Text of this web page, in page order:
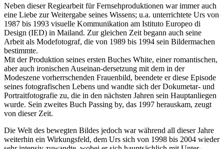
Neben dieser Regiearbeit für Fernsehproduktionen war immer auch
eine Liebe zur Weitergabe seines Wissens; u.a. unterrichtete Urs von
1987 bis 1993 visuelle Kommunikation am Istituto Europeo di
Design (IED) in Mailand. Zur gleichen Zeit begann auch seine
Arbeit als Modefotograf, die von 1989 bis 1994 sein Bildermachen
bestimmte.
Mit der Produktion seines ersten Buches White, einer romantischen,
aber auch ironischen Auseinan-dersetzung mit dem in der
Modeszene vorherrschenden Frauenbild, beendete er diese Episode
seines fotografischen Lebens und wandte sich der Dokumetar- und
Portraitfotografie zu, die in den nächsten Jahren sein Hauptanliegen
wurde. Sein zweites Buch Passing by, das 1997 herauskam, zeugt
von dieser Zeit.
Die Welt des bewegten Bildes jedoch war während all dieser Jahre
weiterhin ein Wirkungsfeld, dem Urs sich von 1998 bis 2004 wieder